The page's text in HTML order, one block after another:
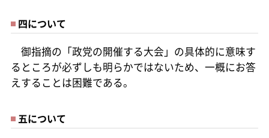
四について
御指摘の「政党の開催する大会」の具体的に意味す
るところが必ずしも明らかではないため、一概にお答
えすることは困難である。
五について